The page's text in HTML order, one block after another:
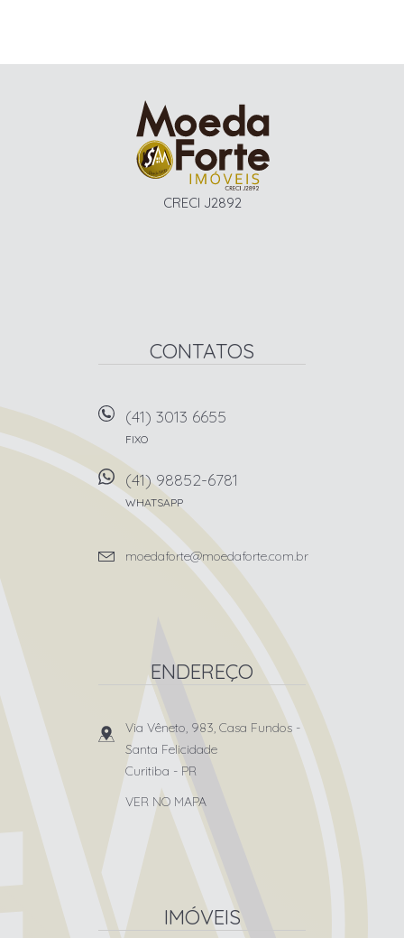
CRECI J2892
CONTATOS
(41) 3013 6655
FIXO
(41) 98852-6781
WHATSAPP
moedaforte@moedaforte.com.br
ENDEREÇO
Via Vêneto, 983, Casa Fundos -
Santa Felicidade
Curitiba - PR
VER NO MAPA
IMÓVEIS